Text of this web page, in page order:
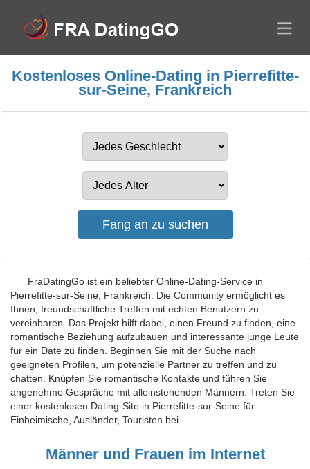
Kostenloses Online-Dating in Pierrefitte-
sur-Seine, Frankreich
FraDatingGo ist ein beliebter Online-Dating-Service in
Pierrefitte-sur-Seine, Frankreich. Die Community ermöglicht es
Ihnen, freundschaftliche Treffen mit echten Benutzern zu
vereinbaren. Das Projekt hilft dabei, einen Freund zu finden, eine
romantische Beziehung aufzubauen und interessante junge Leute
für ein Date zu finden. Beginnen Sie mit der Suche nach
geeigneten Profilen, um potenzielle Partner zu treffen und zu
chatten. Knüpfen Sie romantische Kontakte und führen Sie
angenehme Gespräche mit alleinstehenden Männern. Treten Sie
einer kostenlosen Dating-Site in Pierrefitte-sur-Seine für
Einheimische, Ausländer, Touristen bei.
Männer und Frauen im Internet